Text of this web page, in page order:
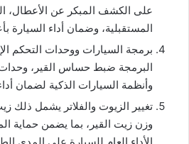
على الكشف المبكر عن الأعطال،
المستقبلية، وضمان أداء السيارة
برمجة السيارات ووحدات التحكم
البرمجة ضبط حساس القير، وحدات
وأنظمة السيارات الذكية لضمان
تغيير الزيوت والفلاتر يشمل ذلك
وزن زيت القير، بما يضمن حماية